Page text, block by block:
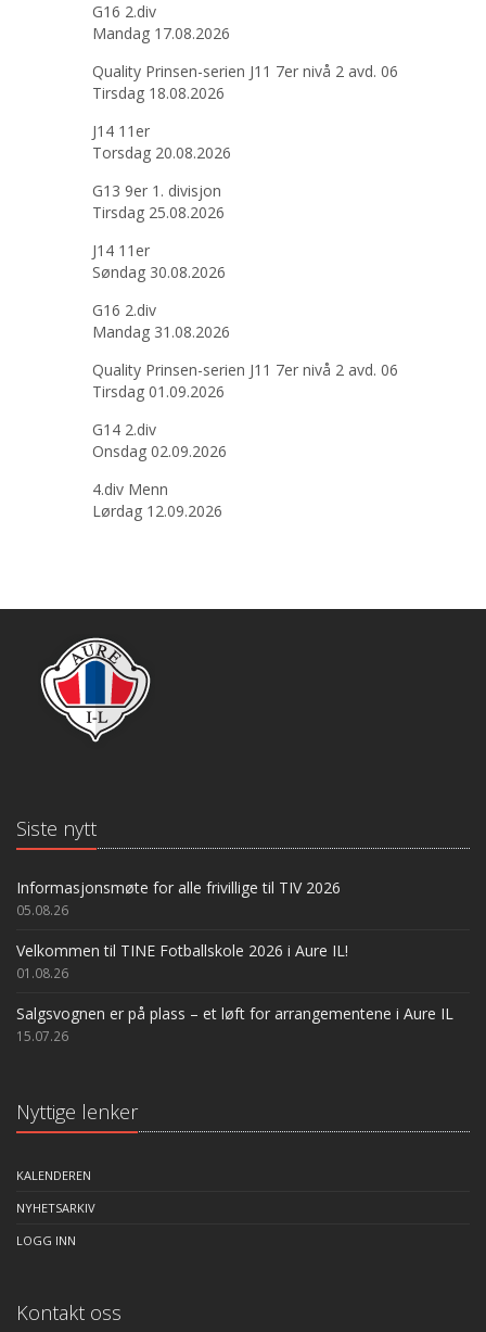
G16 2.div
Mandag 17.08.2026
Quality Prinsen-serien J11 7er nivå 2 avd. 06
Tirsdag 18.08.2026
J14 11er
Torsdag 20.08.2026
G13 9er 1. divisjon
Tirsdag 25.08.2026
J14 11er
Søndag 30.08.2026
G16 2.div
Mandag 31.08.2026
Quality Prinsen-serien J11 7er nivå 2 avd. 06
Tirsdag 01.09.2026
G14 2.div
Onsdag 02.09.2026
4.div Menn
Lørdag 12.09.2026
Siste nytt
Informasjonsmøte for alle frivillige til TIV 2026
05.08.26
Velkommen til TINE Fotballskole 2026 i Aure IL!
01.08.26
Salgsvognen er på plass – et løft for arrangementene i Aure IL
15.07.26
Nyttige lenker
KALENDEREN
NYHETSARKIV
LOGG INN
Kontakt oss